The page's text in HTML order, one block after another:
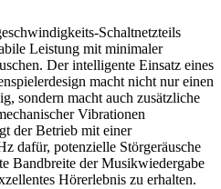
Schaltnetzteils
Leistung mit minimaler
Der intelligente Einsatz eines
macht nicht nur einen
sondern macht auch zusätzliche
Vibrationen
der Betrieb mit einer
dafür, potenzielle Störgeräusche
Bandbreite der Musikwiedergabe
Hörerlebnis zu erhalten.